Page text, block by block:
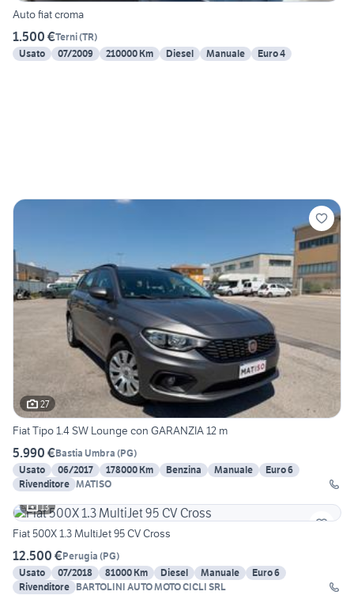
Auto fiat croma
1.500 €Terni(TR)
Usato
07/2009 210000 Km Diesel Manuale Euro 4
27
Fiat Tipo 1.4 SW Lounge con GARANZIA 12 m
5.990 €Bastia Umbra (PG)
Usato
06/2017 178000 Km Benzina Manuale
Euro 6
Rivenditore MATISO
13
Fiat 500X 1.3 MultiJet 95 CV Cross
12.500 €Perugia (PG)
Usato
07/2018 81000 Km Diesel Manuale
Euro 6
Rivenditore BARTOLINI AUTO MOTO CICLI SRL